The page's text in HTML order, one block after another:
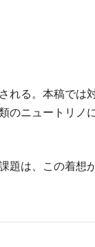
れる。本稿では
ニュートリノ
題は、この着想